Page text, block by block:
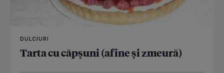
DULCIURI
Tarta cu căpşuni (afine şi zmeură)